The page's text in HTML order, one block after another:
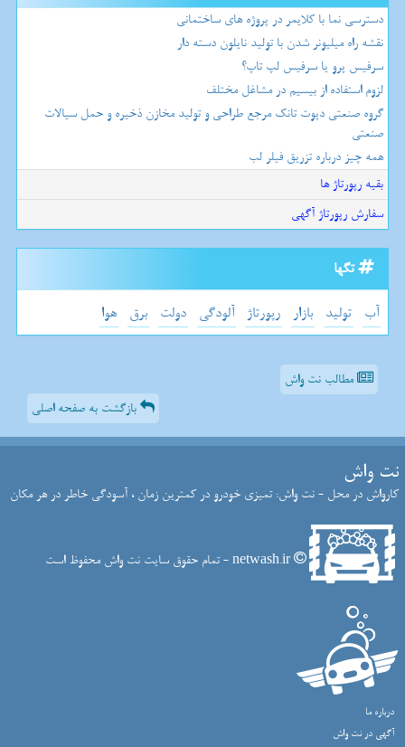
دسترسی نما با کلایمر در پروژه های ساختمانی
نقشه راه میلیونر شدن با تولید نایلون دسته دار
سرفیس پرو یا سرفیس لپ تاپ؟
لزوم استفاده از بیسیم در مشاغل مختلف
گروه صنعتی دپوت تانک مرجع طراحی و تولید مخازن ذخیره و حمل سیالات
صنعتی
همه چیز درباره تزریق فیلر لب
بقیه رپورتاژ ها
سفارش رپورتاژ آگهی
تگها
آب تولید بازار رپورتاژ آلودگی دولت برق هوا
مطالب نت واش
بازگشت به صفحه اصلی
نت واش
کارواش در محل - نت واش: تمیزی خودرو در کمترین زمان ، آسودگی خاطر در هر مکان
netwash.ir - تمام حقوق سایت نت واش محفوظ است
درباره ما
آگهی در نت واش